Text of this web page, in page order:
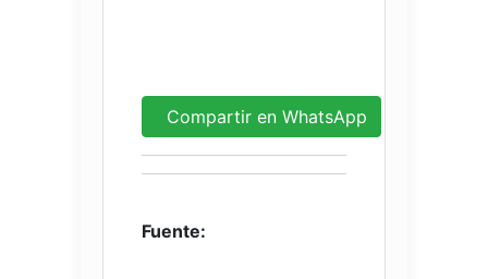
Compartir en WhatsApp
Fuente: